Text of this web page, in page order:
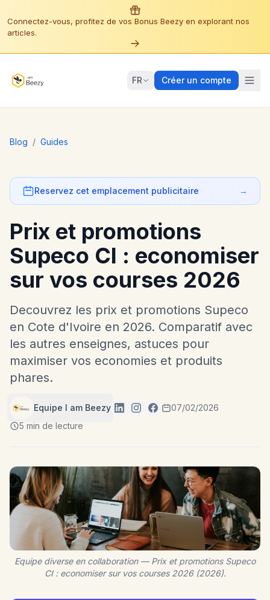
Connectez-vous, profitez de vos Bonus Beezy en explorant nos
articles.
FR Créer un compte
Blog / Guides
Reservez cet emplacement publicitaire →
Prix et promotions
Supeco CI : economiser
sur vos courses 2026
Decouvrez les prix et promotions Supeco
en Cote d'Ivoire en 2026. Comparatif avec
les autres enseignes, astuces pour
maximiser vos economies et produits
phares.
Equipe I am Beezy
07/02/2026
5 min de lecture
Equipe diverse en collaboration — Prix et promotions Supeco
CI : economiser sur vos courses 2026 (2026).